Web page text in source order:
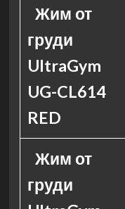
Жим от
груди
UltraGym
UG-CL614
RED
Жим от
груди